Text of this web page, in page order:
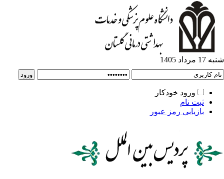
ورود خودکار
نام
رمز عبور